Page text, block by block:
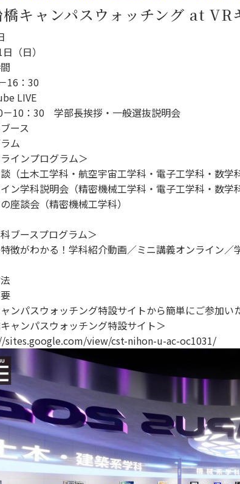
キャンパスウォッチング at VR
（日）
16：30
LIVE
－10：30 学部長挨拶・一般選抜説明会
ース
ム
インプログラム＞
（土木工学科・航空宇宙工学科・電子工学科・数学
ン学科説明会（精密機械工学科・電子工学科・数学科
座談会（精密機械工学科）
ブースプログラム＞
徴がわかる！学科紹介動画／ミニ講義オンライン／
ンパスウォッチング特設サイトから簡単にご参加い
ャンパスウォッチング特設サイト＞
sites.google.com/view/cst-nihon-u-ac-oc1031/